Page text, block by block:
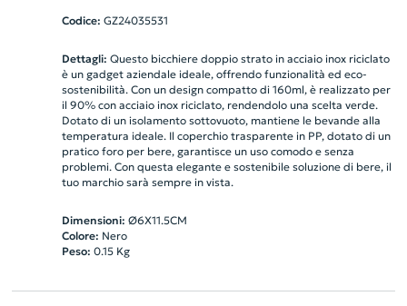
Codice: GZ24035531
Dettagli: Questo bicchiere doppio strato in acciaio inox riciclato
è un gadget aziendale ideale, offrendo funzionalità ed eco-
sostenibilità. Con un design compatto di 160ml, è realizzato per
il 90% con acciaio inox riciclato, rendendolo una scelta verde.
Dotato di un isolamento sottovuoto, mantiene le bevande alla
temperatura ideale. Il coperchio trasparente in PP, dotato di un
pratico foro per bere, garantisce un uso comodo e senza
problemi. Con questa elegante e sostenibile soluzione di bere, il
tuo marchio sarà sempre in vista.
Dimensioni: Ø6X11.5CM
Colore: Nero
Peso: 0.15Kg